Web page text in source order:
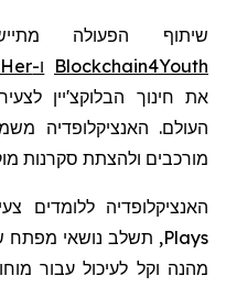
שיתוף הפעולה
Blockchain4Youth ו-Blockchain4Her
את חינוך הבלוקצ'יין
העולם. האנציקלופדיה
מורכבים ולהצתת סקרנות
האנציקלופדיה ללומדים
Plays
, תשלב נושאי מפתח
מהנה וקל לעיכול עבור